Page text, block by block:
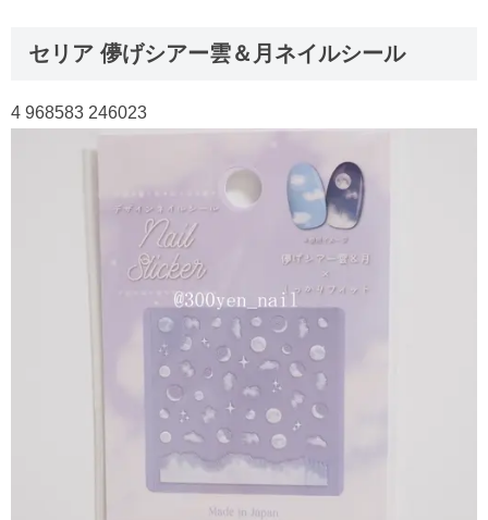
セリア 儚げシアー雲＆月ネイルシール
4 968583 246023